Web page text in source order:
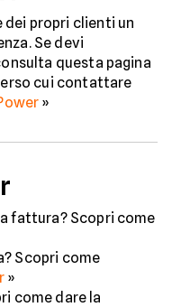
dei propri clienti un
Se devi
questa pagina
cui contattare
»
fattura? Scopri come
Scopri come
»
come dare la